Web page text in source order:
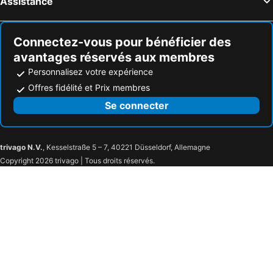
Connectez-vous pour bénéficier des
avantages réservés aux membres
Personnalisez votre expérience
Offres fidélité et Prix membres
Se connecter
trivago N.V., Kesselstraße 5 – 7, 40221 Düsseldorf, Allemagne
Copyright 2026 trivago | Tous droits réservés.